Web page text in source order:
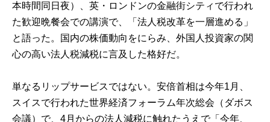
本時間同日夜）、英・ロンドンの金融街シティで行われ
た歓迎晩餐会での講演で、「法人税改革を一層進める」
と語った。国内の株価動向をにらみ、外国人投資家の関
心の高い法人税減税に言及した格好だ。
単なるリップサービスではない。安倍首相は今年1月、
スイスで行われた世界経済フォーラム年次総会（ダボス
会議）で、4月からの法人減税に触れたうえで「今年、